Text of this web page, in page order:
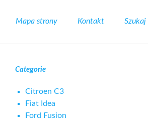
Mapa strony Kontakt Szukaj
Categorie
Citroen C3
Fiat Idea
Ford Fusion